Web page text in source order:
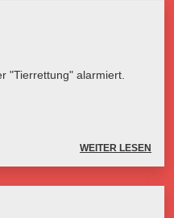
"Tierrettung" alarmiert.
WEITER LESEN